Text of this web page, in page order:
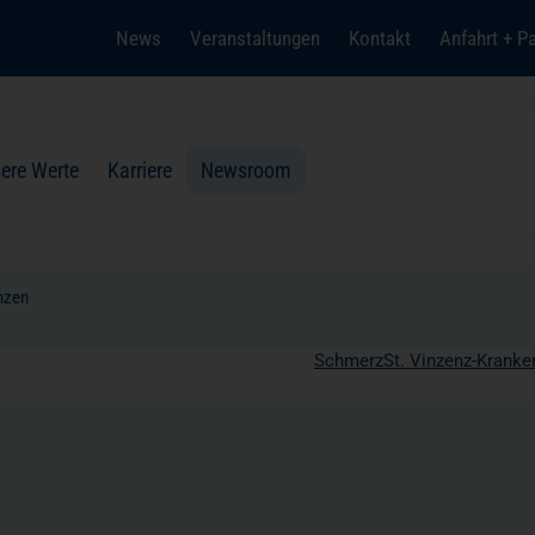
News Veranstaltungen Kontakt Anfahrt +
Werte Karriere(öffnet in einem neuen Tab)
Newsroom
SchmerzSt. Vinzenz-